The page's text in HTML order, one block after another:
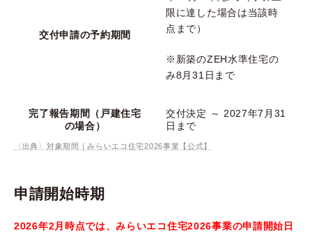
交付申請の予約期間
限に達した場合は当該時
点まで）
※新築のZEH水準住宅の
み8月31日まで
完了報告期間（戸建住宅
の場合）
交付決定 ～ 2027年7月31
日まで
〈出典〉対象期間｜みらいエコ住宅2026事業【公式】
申請開始時期
2026年2月時点では、みらいエコ住宅2026事業の申請開始日